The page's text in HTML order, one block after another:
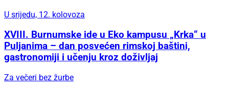
U srijedu, 12. kolovoza
XVIII. Burnumske ide u Eko kampusu „Krka“ u
Puljanima – dan posvećen rimskoj baštini,
gastronomiji i učenju kroz doživljaj
Za večeri bez žurbe